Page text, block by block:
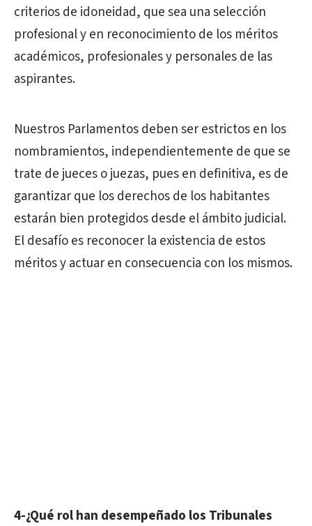
criterios de idoneidad, que sea una selección
profesional y en reconocimiento de los méritos
académicos, profesionales y personales de las
aspirantes.
Nuestros Parlamentos deben ser estrictos en los
nombramientos, independientemente de que se
trate de jueces o juezas, pues en definitiva, es de
garantizar que los derechos de los habitantes
estarán bien protegidos desde el ámbito judicial.
El desafío es reconocer la existencia de estos
méritos y actuar en consecuencia con los mismos.
4-¿Qué rol han desempeñado los Tribunales